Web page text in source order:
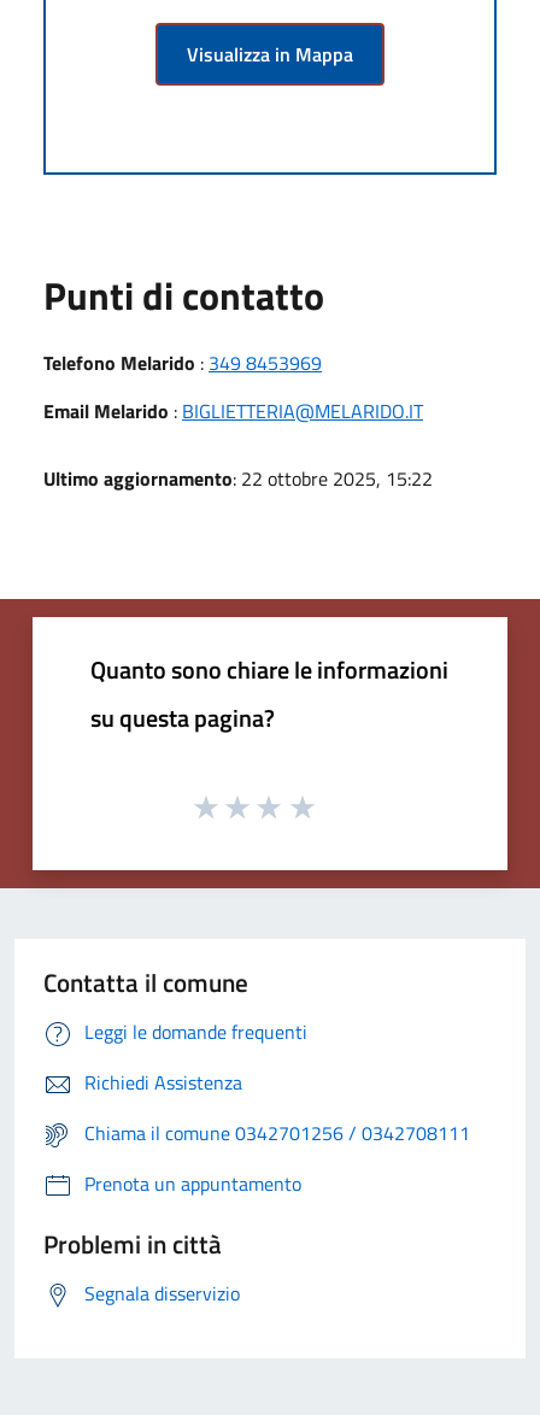
Visualizza in Mappa
Punti di contatto
Telefono Melarido : 349 8453969
Email Melarido : BIGLIETTERIA@MELARIDO.IT
Ultimo aggiornamento: 22 ottobre 2025, 15:22
Quanto sono chiare le informazioni
su questa pagina?
Contatta il comune
Leggi le domande frequenti
Richiedi Assistenza
Chiama il comune 0342701256 / 0342708111
Prenota un appuntamento
Problemi in città
Segnala disservizio